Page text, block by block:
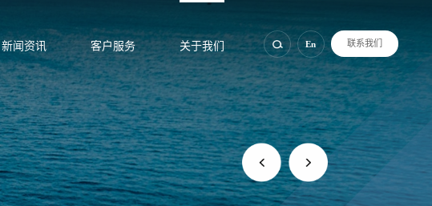
联系我们
En
新闻资讯 客户服务 关于我们